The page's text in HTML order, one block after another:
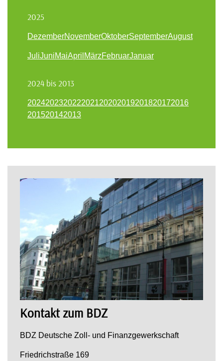
2025
DezemberNovemberOktoberSeptemberAugust
JuliJuniMaiApril MärzFebruarJanuar
2024 bis 2013
202420232022202120202019201820172016
201520142013
Kontakt zum BDZ
BDZ Deutsche Zoll- und Finanzgewerkschaft
Friedrichstraße 169